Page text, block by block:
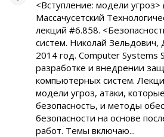
<Вступление: модели угроз>
Массачусетский
лекций #6.858.
систем. Николай
2014 год. Computer Systems
разработке и внедрении
компьютерных систем.
модели угроз, атаки,
безопасность, и методы
безопасности на основе
работ. Темы включаю...